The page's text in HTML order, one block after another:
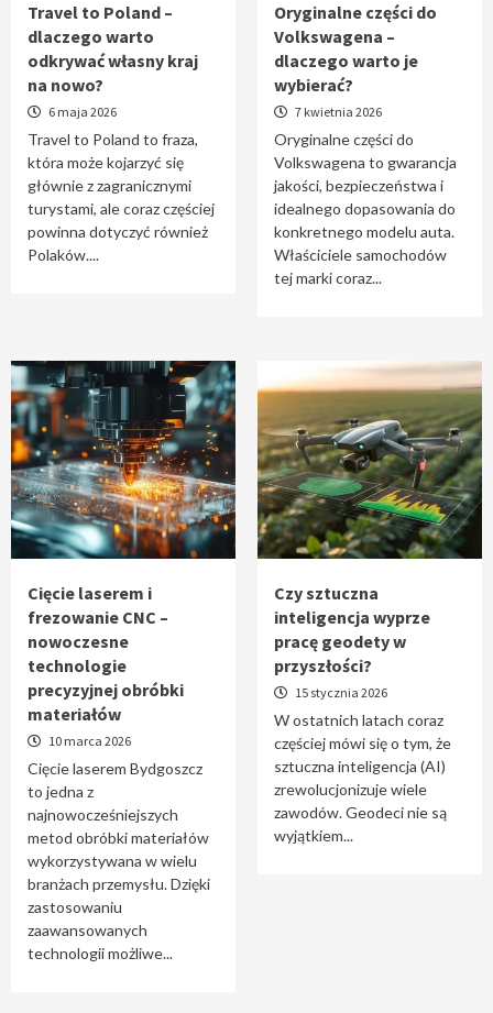
1
Travel to Poland – dlaczego warto odkrywać
własny kraj na nowo?
2
Oryginalne części do Volkswagena –
dlaczego warto je wybierać?
Cięcie laserem i frezowanie CNC –
4
Czy sztuczna inteligencja wyprze pracę
geodety w przyszłości?
5
Tworzenie aplikacji internetowych – jak
powstają nowoczesne rozwiązania cyfrowe
Travel to Poland –
dlaczego warto
odkrywać własny kraj
na nowo?
6 maja 2026
Travel to Poland to fraza,
która może kojarzyć się
głównie z zagranicznymi
turystami, ale coraz częściej
powinna dotyczyć również
Polaków....
Oryginalne części do
Volkswagena –
dlaczego warto je
wybierać?
7 kwietnia 2026
Oryginalne części do
Volkswagena to gwarancja
jakości, bezpieczeństwa i
idealnego dopasowania do
konkretnego modelu auta.
Właściciele samochodów
tej marki coraz...
Cięcie laserem i
frezowanie CNC –
nowoczesne
technologie
precyzyjnej obróbki
materiałów
10 marca 2026
Cięcie laserem Bydgoszcz
to jedna z
najnowocześniejszych
metod obróbki materiałów
wykorzystywana w wielu
branżach przemysłu. Dzięki
zastosowaniu
zaawansowanych
technologii możliwe...
Czy sztuczna
inteligencja wyprze
pracę geodety w
przyszłości?
15 stycznia 2026
W ostatnich latach coraz
częściej mówi się o tym, że
sztuczna inteligencja (AI)
zrewolucjonizuje wiele
zawodów. Geodeci nie są
wyjątkiem...